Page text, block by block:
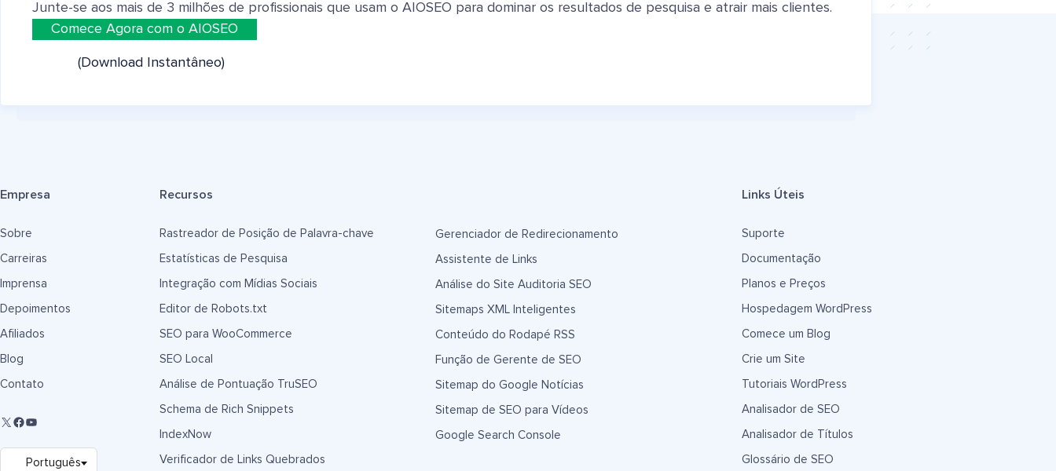
Junte-se aos mais de 3 milhões de profissionais que usam o AIOSEO para dominar os resultados de pesquisa e atrair mais clientes.
Comece Agora com o AIOSEO
(Download Instantâneo)
Empresa
Sobre
Carreiras
Imprensa
Depoimentos
Afiliados
Blog
Contato
Recursos
Rastreador de Posição de Palavra-chave
Estatísticas de Pesquisa
Integração com Mídias Sociais
Editor de Robots.txt
SEO para WooCommerce
SEO Local
Análise de Pontuação TruSEO
Schema de Rich Snippets
IndexNow
Verificador de Links Quebrados
Gerenciador de Redirecionamento
Assistente de Links
Análise do Site Auditoria SEO
Sitemaps XML Inteligentes
Conteúdo do Rodapé RSS
Função de Gerente de SEO
Sitemap do Google Notícias
Sitemap de SEO para Vídeos
Google Search Console
Links Úteis
Suporte
Documentação
Planos e Preços
Hospedagem WordPress
Comece um Blog
Crie um Site
Tutoriais WordPress
Analisador de SEO
Analisador de Títulos
Glossário de SEO